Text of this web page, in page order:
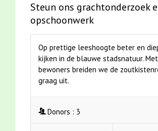
Steun ons grachtonderzoek
opschoonwerk
Op prettige leeshoogte beter en
kijken in de blauwe stadsnatuur. Met
bewoners breiden we de
graag uit.
Donors : 3